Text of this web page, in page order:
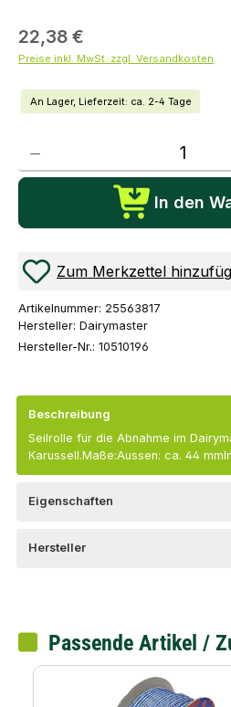
22,38 €
Preise inkl. MwSt. zzgl. Versandkosten
An Lager, Lieferzeit: ca. 2-4 Tage
In den
Zum Merkzettel
Artikelnummer: 25563817
Hersteller: Dairymaster
Hersteller-Nr.: 10510196
Beschreibung
Seilrolle für die Abnahme im
Karussell.Maße:Aussen: ca. 44
Eigenschaften
Hersteller
Passende Artikel /